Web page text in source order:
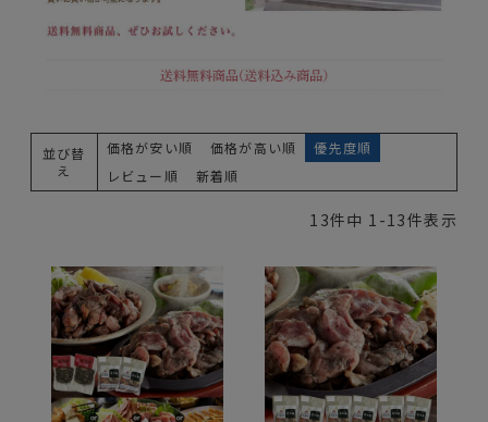
並び替
え
価格が安い順 価格が高い順
優先度順
レビュー順
新着順
13件中 1 -13件表示